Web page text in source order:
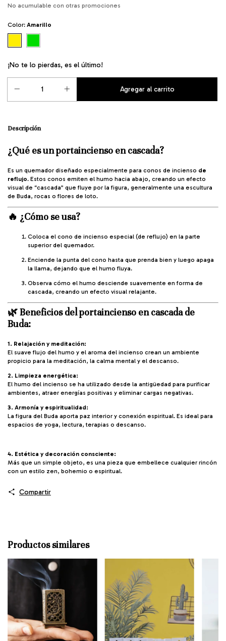
No acumulable con otras promociones
Color: Amarillo
¡No te lo pierdas, es el último!
Descripción
¿Qué es un portaincienso en cascada?
Es un quemador diseñado especialmente para conos de incienso de
reflujo. Estos conos emiten el humo hacia abajo, creando un efecto
visual de “cascada” que fluye por la figura, generalmente una escultura
de Buda, rocas o flores de loto.
🔥 ¿Cómo se usa?
Coloca el cono de incienso especial (de reflujo) en la parte
superior del quemador.
Enciende la punta del cono hasta que prenda bien y luego apaga
la llama, dejando que el humo fluya.
Observa cómo el humo desciende suavemente en forma de
cascada, creando un efecto visual relajante.
🌿Beneficios del portaincienso en cascada de
Buda:
1. Relajación y meditación:
El suave flujo del humo y el aroma del incienso crean un ambiente
propicio para la meditación, la calma mental y el descanso.
2. Limpieza energética:
El humo del incienso se ha utilizado desde la antigüedad para purificar
ambientes, atraer energías positivas y eliminar cargas negativas.
3. Armonía y espiritualidad:
La figura del Buda aporta paz interior y conexión espiritual. Es ideal para
espacios de yoga, lectura, terapias o descanso.
4. Estética y decoración consciente:
Más que un simple objeto, es una pieza que embellece cualquier rincón
con un estilo zen, bohemio o espiritual.
Compartir
Productos similares